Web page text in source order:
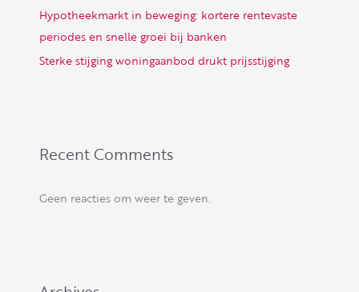
Hypotheekmarkt in beweging: kortere rentevaste
periodes en snelle groei bij banken
Sterke stijging woningaanbod drukt prijsstijging
Recent Comments
Geen reacties om weer te geven.